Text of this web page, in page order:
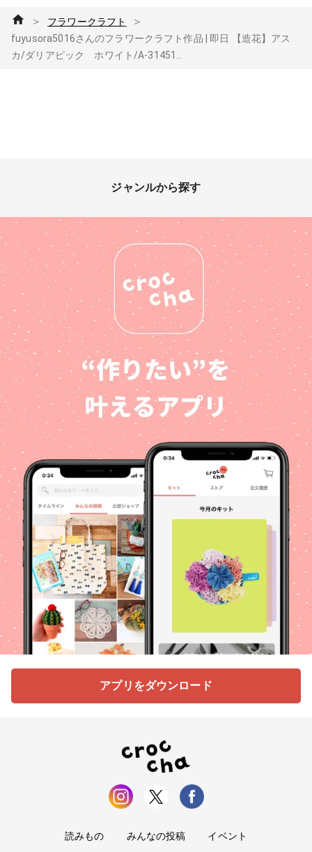
＞ フラワークラフト ＞
fuyusora5016さんのフラワークラフト作品 | 即日 【造花】アス
カ/ダリアピック ホワイト/A-31451...
ジャンルから探す
アプリをダウンロード
読みもの みんなの投稿 イベント